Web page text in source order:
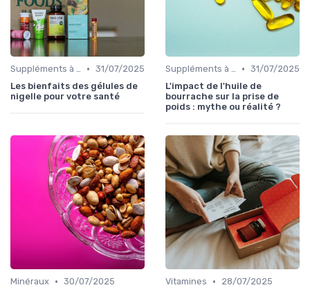
Suppléments à base de plantes • 31/07/2025
Les bienfaits des gélules de
nigelle pour votre santé
Suppléments à base de plantes • 31/07/2025
L'impact de l'huile de
bourrache sur la prise de
poids : mythe ou réalité ?
Minéraux • 30/07/2025
Vitamines •
28/07/2025